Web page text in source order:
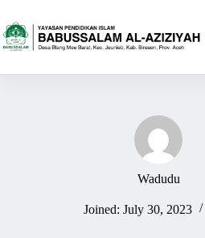
Wadudu
Joined: July 30, 2023